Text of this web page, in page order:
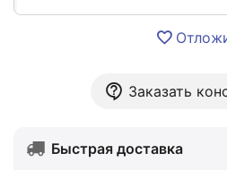
Заказать
Быстрая доставка